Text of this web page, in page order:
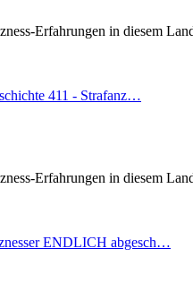
Erfahrungen in diesem
411 - Strafanz…
Erfahrungen in diesem
ENDLICH abgesch…